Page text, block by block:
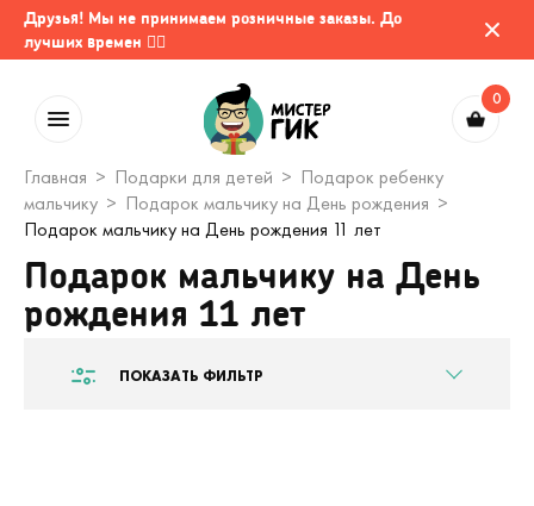
Друзья! Мы не принимаем розничные заказы. До
лучших времен 🤷‍♂️
0
Главная Подарки для детей
Подарок ребенку
мальчику
Подарок мальчику на День рождения
Подарок мальчику на День рождения 11 лет
Подарок мальчику на День
рождения 11 лет
ПОКАЗАТЬ ФИЛЬТР